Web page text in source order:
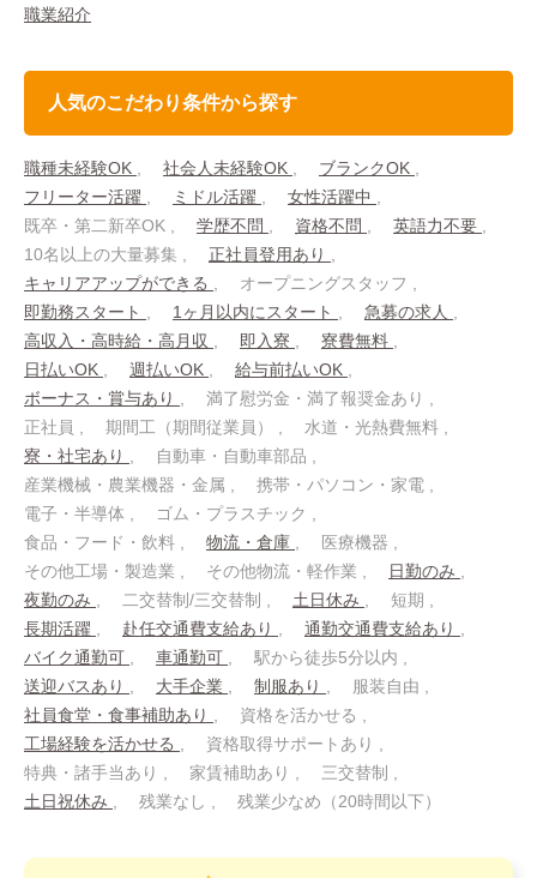
職業紹介
人気のこだわり条件から探す
職種未経験OK 社会人未経験OK
ブランクOK
フリーター活躍
ミドル活躍
女性活躍中
既卒・第二新卒OK
学歴不問 資格不問
英語力不要
10名以上の大量募集
正社員登用あり
キャリアアップができる
オープニングスタッフ
即勤務スタート
1ヶ月以内にスタート
急募の求人
高収入・高時給・高月収
即入寮
寮費無料
日払いOK
週払いOK
給与前払いOK
ボーナス・賞与あり
満了慰労金・満了報奨金あり
正社員
期間工（期間従業員）
水道・光熱費無料
寮・社宅あり
自動車・自動車部品
産業機械・農業機器・金属
携帯・パソコン・家電
電子・半導体
ゴム・プラスチック
食品・フード・飲料
物流・倉庫
医療機器
その他工場・製造業
その他物流・軽作業
日勤のみ
夜勤のみ
二交替制/三交替制 土日休み
短期
長期活躍
赴任交通費支給あり
通勤交通費支給あり
バイク通勤可
車通勤可
駅から徒歩5分以内
送迎バスあり
大手企業 制服あり
服装自由
社員食堂・食事補助あり
資格を活かせる
工場経験を活かせる
資格取得サポートあり
特典・諸手当あり
家賃補助あり
三交替制
土日祝休み
残業なし 残業少なめ（20時間以下）